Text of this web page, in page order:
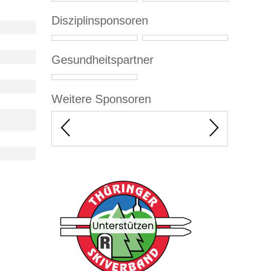
Disziplinsponsoren
Gesundheitspartner
Weitere Sponsoren